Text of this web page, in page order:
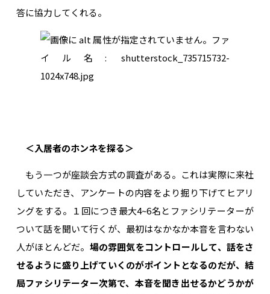
答に協力してくれる。
＜入居者のホンネを探る＞
もう一つが座談会方式の調査がある。これは実際に来社
していただき、アンケートの内容をより掘り下げてヒアリ
ングをする。１回につき最大4~6名とファシリテーターが
ついて話を聞いて行くが、最初はなかなか本音を言わない
人がほとんどだ。 場の雰囲気をコントロールして、話をさ
せるように盛り上げていくのがポイントとなるのだが、結
局ファシリテーター次第で、本音を聞き出せるかどうかが